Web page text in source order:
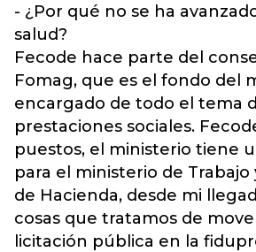
- ¿Por qué no se ha
salud?
Fecode hace parte del
Fomag, que es el fondo del
encargado de todo el tema
prestaciones sociales.
puestos, el ministerio tiene
para el ministerio de Trabajo
de Hacienda, desde mi
cosas que tratamos de
licitación pública en la